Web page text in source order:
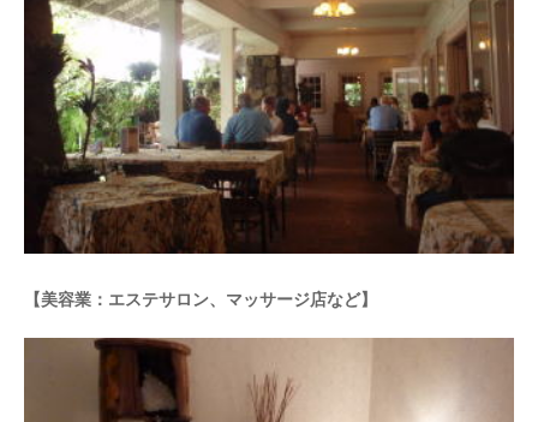
【美容業：エステサロン、マッサージ店など】